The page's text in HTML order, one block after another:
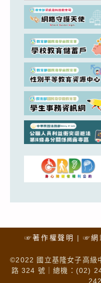
☞著作權聲明 ☞網
©2022 國立基隆女子高級
路 324 號｜總機：(02)